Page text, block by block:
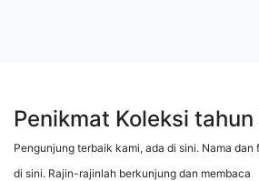
Penikmat Koleksi tahun
Pengunjung terbaik kami, ada di sini. Nama dan
di sini. Rajin-rajinlah berkunjung dan membaca